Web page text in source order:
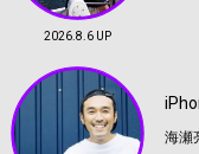
2026.8.6 UP
海瀬